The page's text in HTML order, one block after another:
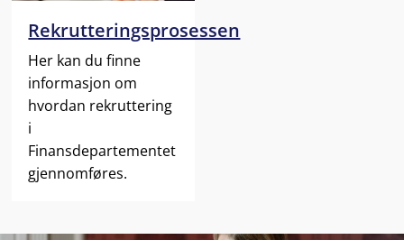
Rekrutteringsprosessen
Her kan du finne
informasjon om
hvordan rekruttering
i
Finansdepartementet
gjennomføres.